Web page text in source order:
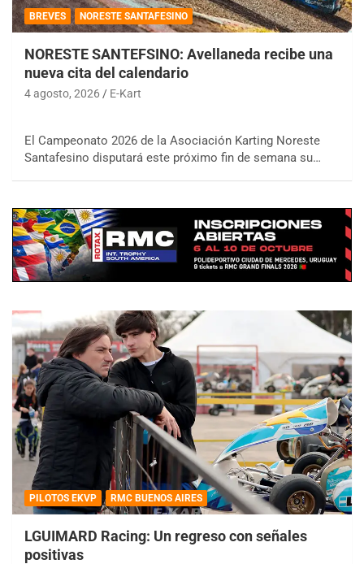
BREVES NORESTE SANTAFESINO
NORESTE SANTEFSINO: Avellaneda recibe una
nueva cita del calendario
4 agosto, 2026 E-Kart
El Campeonato 2026 de la Asociación Karting Noreste
Santafesino disputará este próximo fin de semana su…
PILOTOS EKVP RMC BUENOS AIRES
LGUIMARD Racing: Un regreso con señales
positivas